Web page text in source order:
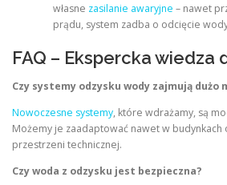
własne zasilanie awaryjne – nawet
prądu, system zadba o odcięcie
FAQ – Ekspercka wiedza
Czy systemy odzysku wody zajmują dużo
Nowoczesne systemy, które wdrażamy, są
Możemy je zaadaptować nawet w budynkach
przestrzeni technicznej.
Czy woda z odzysku jest bezpieczna?